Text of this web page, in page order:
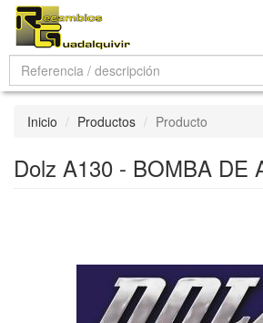
Inicio Productos Producto
Dolz A130 - BOMBA DE